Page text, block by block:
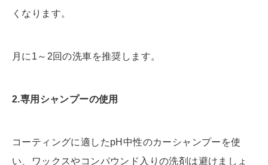
くなります。
月に1～2回の洗車を推奨します。
2.専用シャンプーの使用
コーティングに適したpH中性のカーシャンプーを使
い、ワックスやコンパウンド入りの洗剤は避けましょ